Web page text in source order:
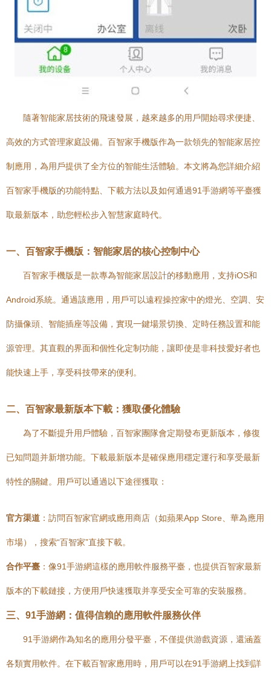
隨著智能家居技術的飛速發展，越來越多的用戶開始尋求便捷、
高效的方式管理家庭設備。百智家手機版作為一款領先的智能家居控
制應用，為用戶提供了全方位的智能生活體驗。本文將為您詳細介紹
百智家手機版的功能特點、下載方法以及如何通過91手游網等平臺獲
取最新版本，助您輕松步入智慧家庭時代。
一、百智家手機版：智能家居的核心控制中心
百智家手機版是一款專為智能家居設計的移動應用，支持iOS和
Android系統。通過該應用，用戶可以遠程操控家中的燈光、空調、安
防攝像頭、智能插座等設備，實現一鍵場景切換、定時任務設置和能
源管理。其直觀的界面和個性化定制功能，讓即使是非科技愛好者也
能快速上手，享受科技帶來的便利。
二、百智家最新版本下載：獲取優化體驗
為了不斷提升用戶體驗，百智家團隊會定期發布更新版本，修復
已知問題并新增功能。下載最新版本是確保應用穩定運行和享受最新
特性的關鍵。用戶可以通過以下途徑獲取：
官方渠道 ：訪問百智家官網或應用商店（如蘋果App Store、華為應用
市場），搜索“百智家”直接下載。
合作平臺 ：像91手游網這樣的應用軟件服務平臺，也提供百智家最新
版本的下載鏈接，方便用戶快速獲取并享受安全可靠的安裝服務。
三、91手游網：值得信賴的應用軟件服務伙伴
91手游網作為知名的應用分發平臺，不僅提供游戲資源，還涵蓋
各類實用軟件。在下載百智家應用時，用戶可以在91手游網上找到詳